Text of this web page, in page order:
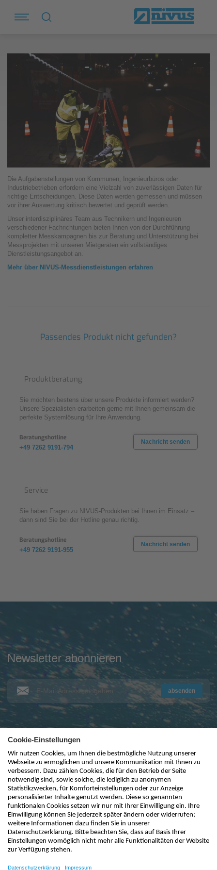
Die Aufgabenstellungen von Kommunen, Ingenieurbüros oder
Industriebetrieben erfordern eine Vielzahl von zuverlässigen Daten für
richtige Entscheidungen. Diese Daten werden gemessen und müssen
vor ihrer Auswertung kritisch bewertet und geprüft werden.
Unser interdisziplinäres Team aus Technikern und Ingenieuren
verschiedener Fachrichtungen bieten Ihnen von der Durchführung
kompletter Messkampagnen bis zur Beratung und Unterstützung bei
Messprojekten mit unseren Mietgeräten ein vollständiges
Dienstleistungsangebot an.
Mehr über NIVUS-Messdienstleistungen erfahren
Passendes Produkt nicht gefunden?
Produktberatung
Sie möchten bestens über unsere Produkte informiert werden?
Unsere Spezialisten erarbeiten gerne mit Ihnen gemeinsam die
perfekte Systemlösung für Ihre Anwendung.
Beratungshotline
+49 7262 9191-794
Nachricht senden
Service
Sie haben Fragen zu NIVUS-Produkten bei Ihnen im Einsatz –
dann sind Sie bei der Hotline genau richtig.
Beratungshotline
+49 7262 9191-955
Nachricht senden
Newsletter abonnieren
absenden
kontakt@nivus.com
+49 7262 9191-0
sales@nivus.com
+49 7262 9191-794